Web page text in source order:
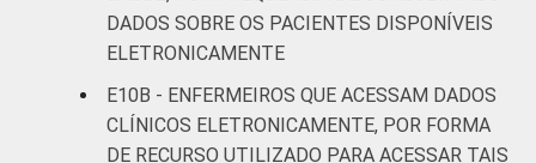
DADOS SOBRE OS PACIENTES DISPONÍVEIS
ELETRONICAMENTE
E10B - ENFERMEIROS QUE ACESSAM DADOS
CLÍNICOS ELETRONICAMENTE, POR FORMA
DE RECURSO UTILIZADO PARA ACESSAR TAIS